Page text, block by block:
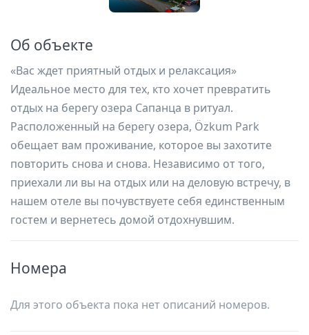
Об объекте
«Вас ждет приятный отдых и релаксация»
Идеальное место для тех, кто хочет превратить
отдых на берегу озера Сапанца в ритуал.
Расположенный на берегу озера, Özkum Park
обещает вам проживание, которое вы захотите
повторить снова и снова. Независимо от того,
приехали ли вы на отдых или на деловую встречу, в
нашем отеле вы почувствуете себя единственным
гостем и вернетесь домой отдохнувшим.
Номера
Для этого объекта пока нет описаний номеров.